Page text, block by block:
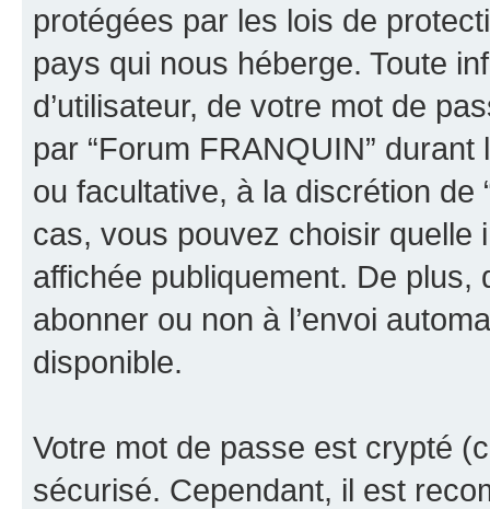
protégées par les lois de
pays qui nous héberge. Toute
d’utilisateur, de votre mot de
par “Forum FRANQUIN”
ou facultative, à la discrétion de
cas, vous pouvez choisir quelle
affichée publiquement. De plus,
abonner ou non à l’envoi
disponible.
Votre mot de passe est crypté
sécurisé. Cependant, il est